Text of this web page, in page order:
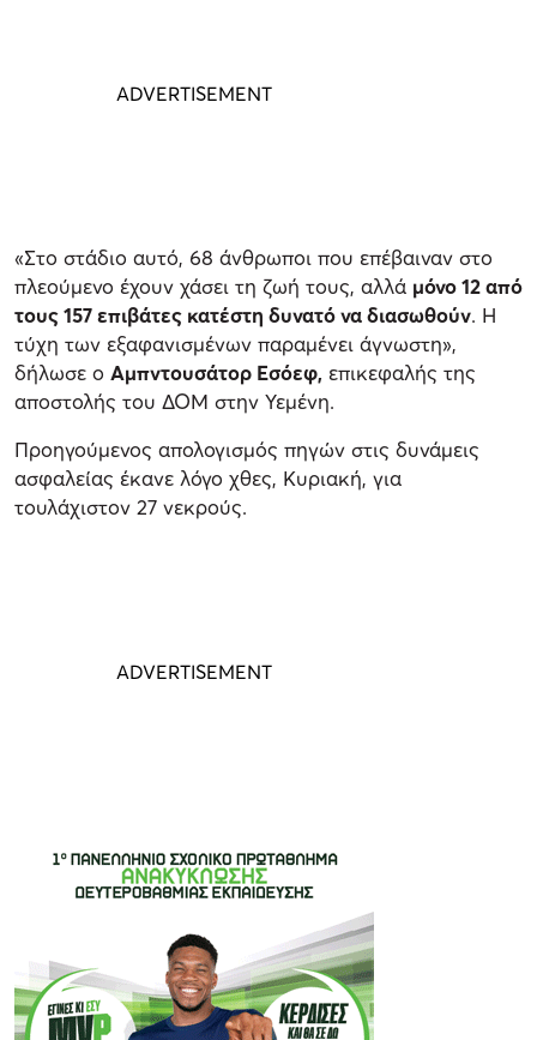
«Στο στάδιο αυτό, 68 άνθρωποι που επέβαιναν στο
πλεούμενο έχουν χάσει τη ζωή τους, αλλά μόνο 12 από
τους 157 επιβάτες κατέστη δυνατό να διασωθούν. Η
τύχη των εξαφανισμένων παραμένει άγνωστη»,
δήλωσε ο Αμπντουσάτορ Εσόεφ, επικεφαλής της
αποστολής του ΔΟΜ στην Υεμένη.
Προηγούμενος απολογισμός πηγών στις δυνάμεις
ασφαλείας έκανε λόγο χθες, Κυριακή, για
τουλάχιστον 27 νεκρούς.